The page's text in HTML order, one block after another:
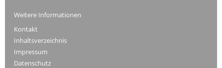
Weitere Informationen
Kontakt
Inhaltsverzeichnis
Impressum
Datenschutz